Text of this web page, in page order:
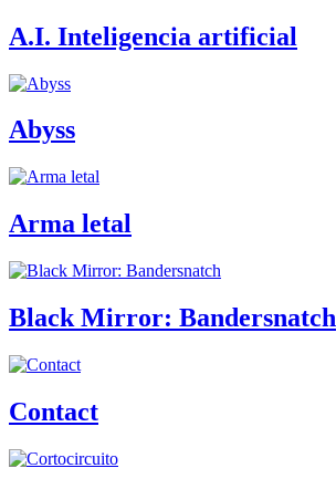
A.I. Inteligencia artificial
Abyss
Arma letal
Black Mirror: Bandersnatch
Contact